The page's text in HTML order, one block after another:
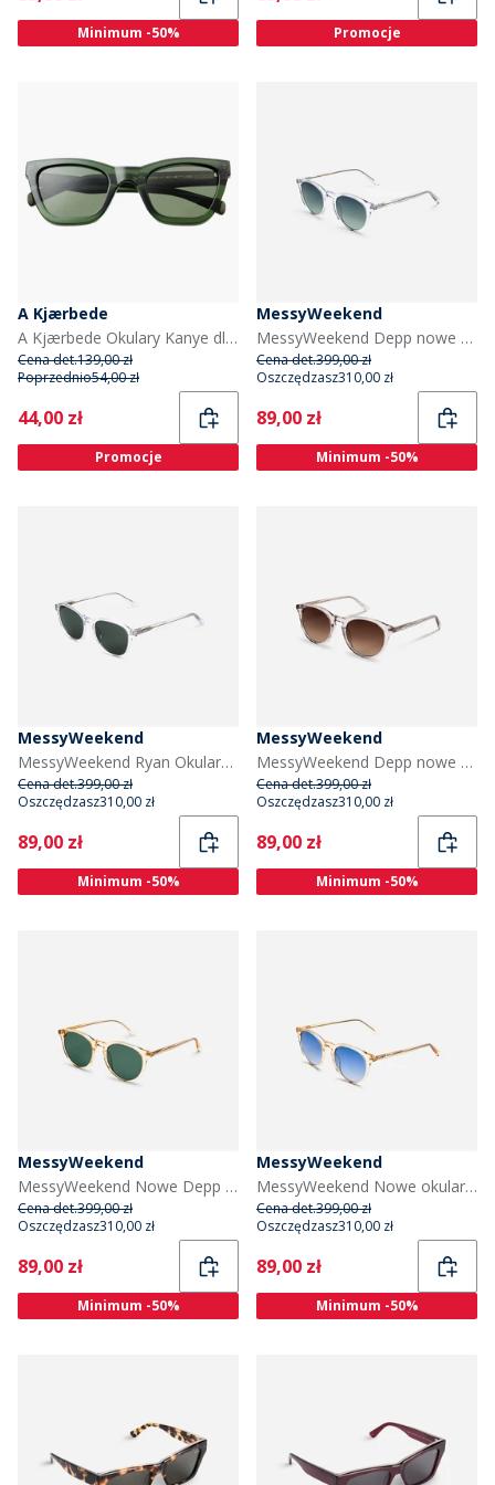
Minimum -50% Promocje
A Kjærbede
A Kjærbede Okulary Kanye dla niego kolor Dark Green Transparent
Cena det.139,00 zł
Poprzednio54,00 zł
Current
44,00 zł
Promocje
MessyWeekend
MessyWeekend Depp nowe okulary przeciwsłoneczne kolor Crystal
Cena det.399,00 zł
Oszczędzasz310,00 zł
Current
89,00 zł
Minimum -50%
MessyWeekend
MessyWeekend Ryan Okulary przeciwsłoneczne kolor Crystal
Cena det.399,00 zł
Oszczędzasz310,00 zł
Current
89,00 zł
Minimum -50%
MessyWeekend
MessyWeekend Depp nowe różowe okulary przeciwsłoneczne kolor Rose
Cena det.399,00 zł
Oszczędzasz310,00 zł
Current
89,00 zł
Minimum -50%
MessyWeekend
MessyWeekend Nowe Depp okulary przeciwsłoneczne kolor Champagne
Cena det.399,00 zł
Oszczędzasz310,00 zł
Current
89,00 zł
Minimum -50%
MessyWeekend
MessyWeekend Nowe okulary przeciwsłoneczne Depp kolor Champagne
Cena det.399,00 zł
Oszczędzasz310,00 zł
Current
89,00 zł
Minimum -50%